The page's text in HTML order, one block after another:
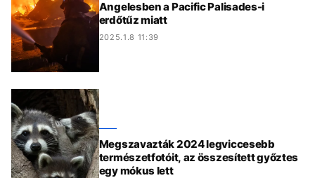
Angelesben a Pacific Palisades-i
erdőtűz miatt
2025.1.8 11:39
Megszavazták 2024 legviccesebb
természetfotóit, az összesített győztes
egy mókus lett